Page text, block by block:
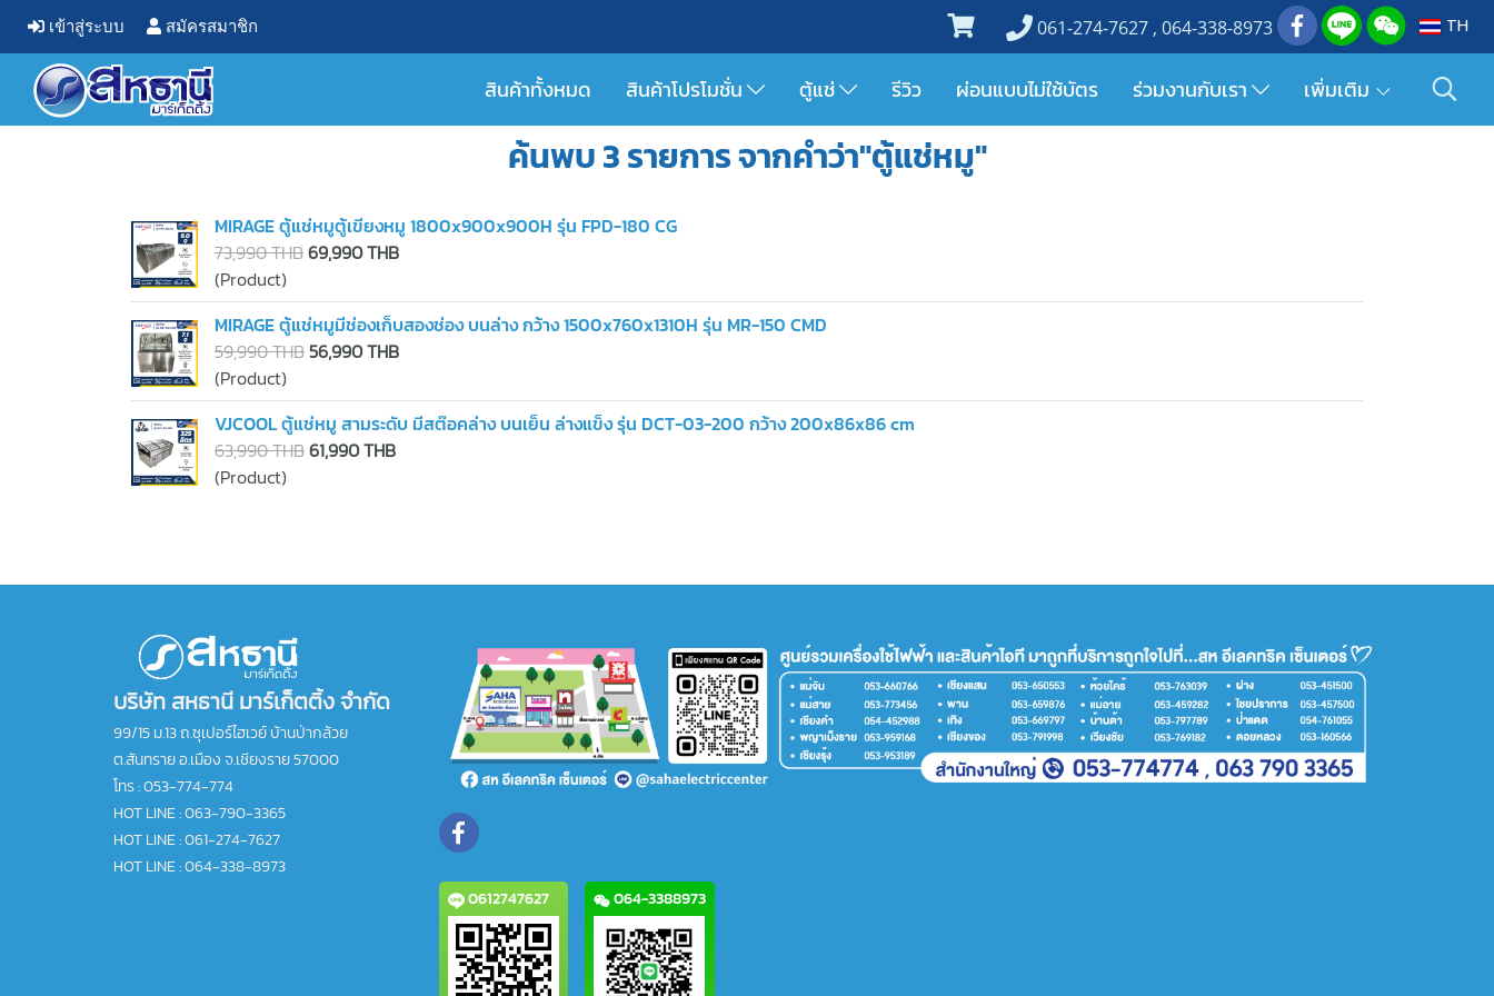
เข้าสู่ระบบ สมัครสมาชิก 061-274-7627 , 064-338-8973 TH
สินค้าทั้งหมด สินค้าโปรโมชั่น ตู้แช่ รีวิว ผ่อนแบบไม่ใช้บัตร ร่วมงานกับเรา เพิ่มเติม
ค้นพบ 3 รายการ จากคำว่า"ตู้แช่หมู"
MIRAGE ตู้แช่หมูตู้เขียงหมู 1800x900x900H รุ่น FPD-180 CG
73,990 THB69,990 THB
(Product)
MIRAGE ตู้แช่หมูมีช่องเก็บสองช่อง บนล่าง กว้าง 1500x760x1310H รุ่น MR-150 CMD
59,990 THB56,990 THB
(Product)
VJCOOL ตู้แช่หมู สามระดับ มีสต๊อคล่าง บนเย็น ล่างแข็ง รุ่น DCT-03-200 กว้าง 200x86x86 cm
63,990 THB61,990 THB
(Product)
บริษัท สหธานี มาร์เก็ตติ้ง จำกัด
99/15 ม.13 ถ.ซุเปอร์ไฮเวย์ บ้านป่ากล้วย
ต.สันทราย อ.เมือง จ.เชียงราย 57000
โทร :053-774-774
HOT LINE : 063-790-3365
HOT LINE : 061-274-7627
HOT LINE : 064-338-8973
0612747627
064-3388973